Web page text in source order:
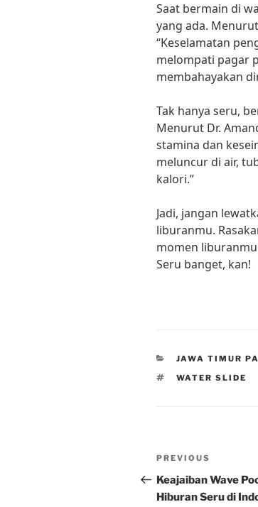
Saat bermain di
yang ada.
“Keselamatan
melompati pagar
membahayakan
Tak hanya seru,
Menurut Dr.
stamina dan
meluncur di air,
kalori.”
Jadi, jangan
liburanmu.
momen
Seru banget, kan!
CATEGORIES
JAWA TIMUR
TAGS
WATER SLIDE
Post
navigation
Previous
Post
PREVIOUS
Keajaiban Wave
Hiburan Seru di